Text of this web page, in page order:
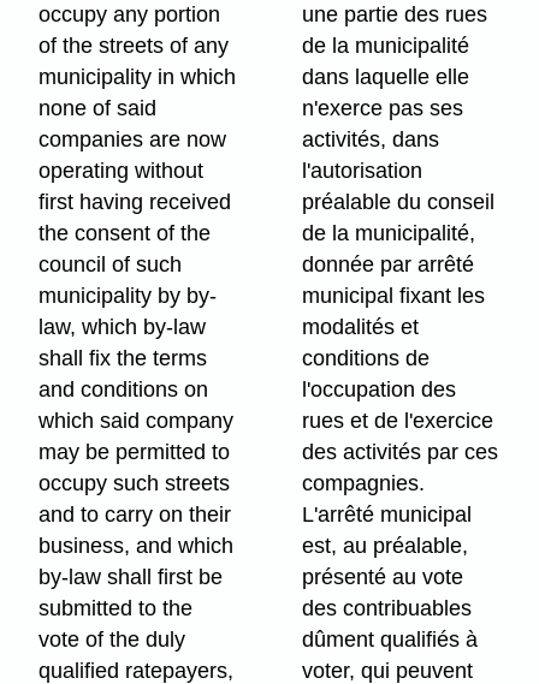
occupy any portion
of the streets of any
municipality in which
none of said
companies are now
operating without
first having received
the consent of the
council of such
municipality by by-
law, which by-law
shall fix the terms
and conditions on
which said company
may be permitted to
occupy such streets
and to carry on their
business, and which
by-law shall first be
submitted to the
vote of the duly
qualified ratepayers,
une partie des rues
de la municipalité
dans laquelle elle
n'exerce pas ses
activités, dans
l'autorisation
préalable du conseil
de la municipalité,
donnée par arrêté
municipal fixant les
modalités et
conditions de
l'occupation des
rues et de l'exercice
des activités par ces
compagnies.
L'arrêté municipal
est, au préalable,
présenté au vote
des contribuables
dûment qualifiés à
voter, qui peuvent